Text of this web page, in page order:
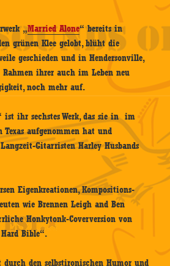
„Married Alone“ bereits in
grünen Klee gelobt, blüht die
geschieden und in Hendersonville,
Rahmen ihrer auch im Leben neu
noch mehr auf.
ist ihr sechstes Werk, das sie in im
aufgenommen hat und
Gitarristen Harley Husbands
Eigenkreationen, Kompositions-
wie Brennen Leigh and Ben
Honkytonk-Coverversion von
Hard Bible“.
durch den selbstironischen Humor und